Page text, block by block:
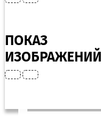
ПОКАЗ
ИЗОБРАЖЕНИЙ